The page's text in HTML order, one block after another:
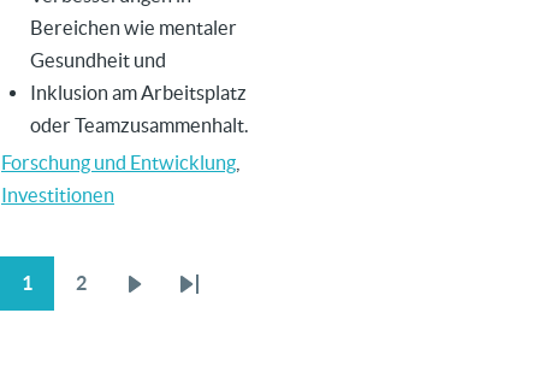
Bereichen wie mentaler
Gesundheit und
Inklusion am Arbeitsplatz
oder Teamzusammenhalt.
Forschung und Entwicklung
Investitionen
SEITENNUMMERIERUNG
1 2
NächsteLetzte